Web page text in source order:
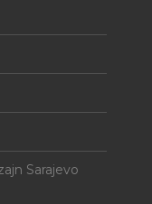
Sarajevo